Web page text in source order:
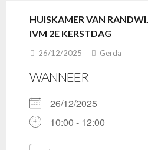
HUISKAMER VAN
IVM 2E KERSTDAG
26/12/2025 Gerda
WANNEER
26/12/2025
10:00 - 12:00